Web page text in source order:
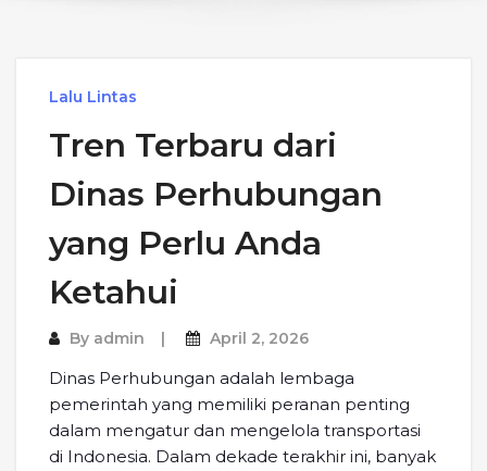
Lalu Lintas
Tren Terbaru dari
Dinas Perhubungan
yang Perlu Anda
Ketahui
By admin April 2, 2026
Dinas Perhubungan adalah lembaga
pemerintah yang memiliki peranan penting
dalam mengatur dan mengelola transportasi
di Indonesia. Dalam dekade terakhir ini, banyak